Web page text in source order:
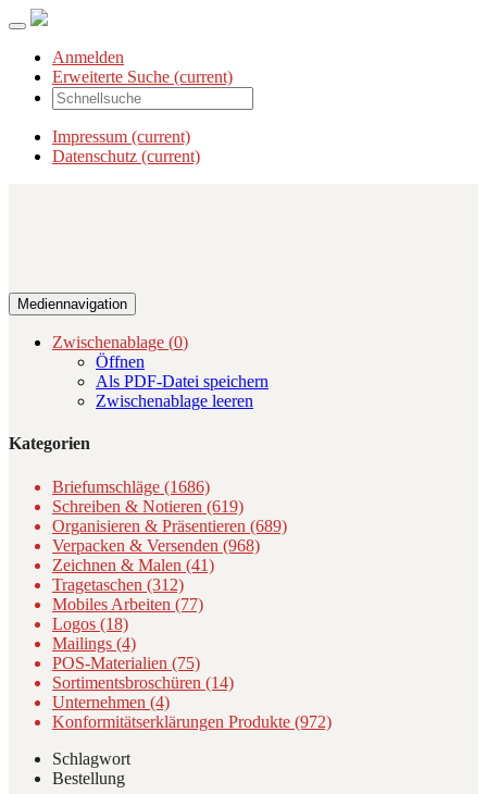
Anmelden
Erweiterte Suche (current)
Impressum (current)
Datenschutz (current)
Mediennavigation
Zwischenablage (0)
Öffnen
Als PDF-Datei speichern
Zwischenablage leeren
Kategorien
Briefumschläge (1686)
Schreiben & Notieren (619)
Organisieren & Präsentieren (689)
Verpacken & Versenden (968)
Zeichnen & Malen (41)
Tragetaschen (312)
Mobiles Arbeiten (77)
Logos (18)
Mailings (4)
POS-Materialien (75)
Sortimentsbroschüren (14)
Unternehmen (4)
Konformitätserklärungen Produkte (972)
Schlagwort
Bestellung